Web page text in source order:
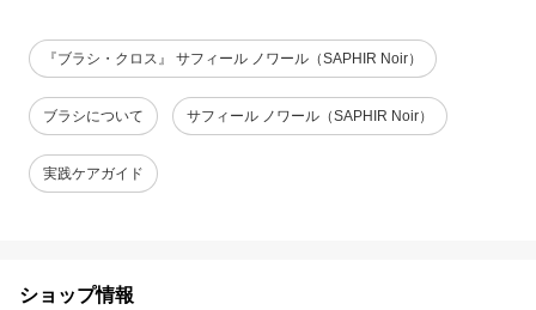
『ブラシ・クロス』 サフィール ノワール（SAPHIR Noir）
ブラシについて サフィール ノワール（SAPHIR Noir）
実践ケアガイド
ショップ情報